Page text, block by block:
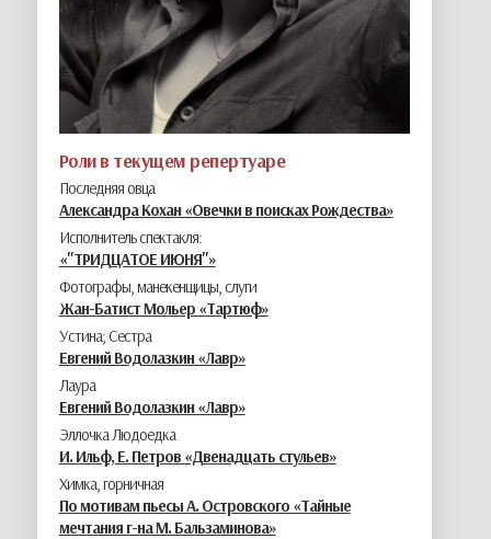
Роли в текущем репертуаре
Последняя овца
Александра Кохан «Овечки в поисках Рождества»
Исполнитель спектакля:
«"ТРИДЦАТОЕ ИЮНЯ"»
Фотографы, манекенщицы, слуги
Жан-Батист Мольер «Тартюф»
Устина; Сестра
Евгений Водолазкин «Лавр»
Лаура
Евгений Водолазкин «Лавр»
Эллочка Людоедка
И. Ильф, Е. Петров «Двенадцать стульев»
Химка, горничная
По мотивам пьесы А. Островского «Тайные
мечтания г-на М. Бальзаминова»